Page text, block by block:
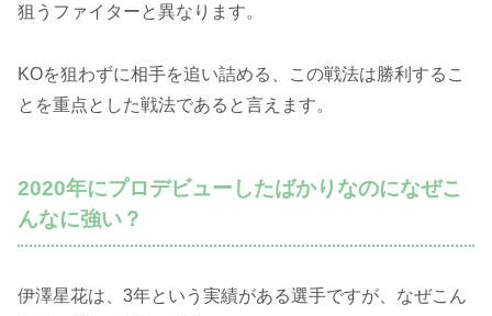
狙うファイターと異なります。
KOを狙わずに相手を追い詰める、この戦法は勝利するこ
とを重点とした戦法であると言えます。
2020年にプロデビューしたばかりなのになぜこ
んなに強い？
伊澤星花は、3年という実績がある選手ですが、なぜこん